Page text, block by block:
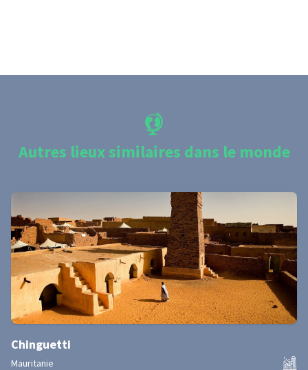
Autres lieux similaires dans le monde
Chinguetti
Mauritanie